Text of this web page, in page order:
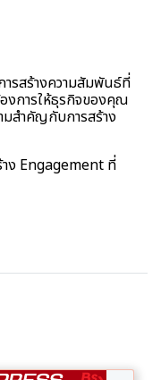
รสร้างความสัมพันธ์ที่
การให้ธุรกิจของคุณ
มสำคัญกับการสร้าง
าง Engagement ที่